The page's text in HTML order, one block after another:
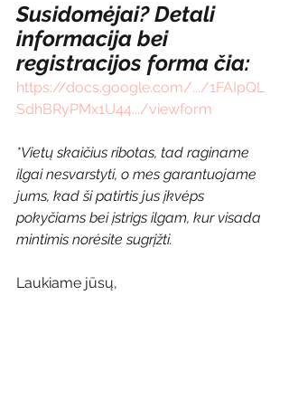
Susidomėjai? Detali
informacija bei
registracijos forma čia:
https://docs.google.com/.../1FAIpQL
SdhBRyPMx1U44.../viewform
*Vietų skaičius ribotas, tad raginame
ilgai nesvarstyti, o mes garantuojame
jums, kad ši patirtis jus įkvėps
pokyčiams bei įstrigs ilgam, kur visada
mintimis norėsite sugrįžti.
Laukiame jūsų,